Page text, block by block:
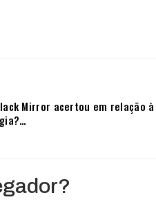
Mirror acertou em relação à